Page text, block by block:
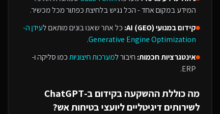
המידע במקום אחד - הכל נגיש בלחיצת כפתור מכל מכשיר.
קידום במנועי AI (GEO):
כל אתר שאנו בונים מותאם לעידן ה-
Generative Engine Optimization
.
אינטגרציות חכמות: חיבור למערכות חיצוניותכמו סליקה ו-
ERP.
מה כוללת ההשקעה בקידום ב-ChatGPT
לשירותים דיגיטליים ליועצי בטיחות אש?